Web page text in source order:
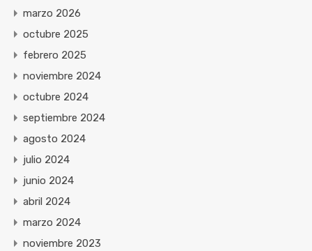
marzo 2026
octubre 2025
febrero 2025
noviembre 2024
octubre 2024
septiembre 2024
agosto 2024
julio 2024
junio 2024
abril 2024
marzo 2024
noviembre 2023